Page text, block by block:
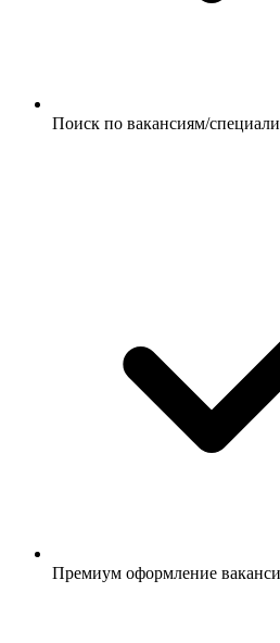
Поиск по вакансиям/
Премиум оформление